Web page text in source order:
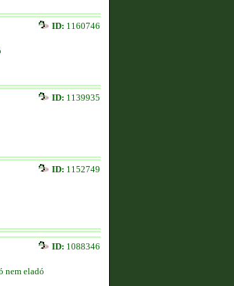
ID: 1160746
ID: 1139935
ID: 1152749
ID: 1088346
nem eladó